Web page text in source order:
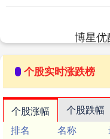
博星
个股实时涨跌榜
个股涨幅 个股跌幅
排名
名称